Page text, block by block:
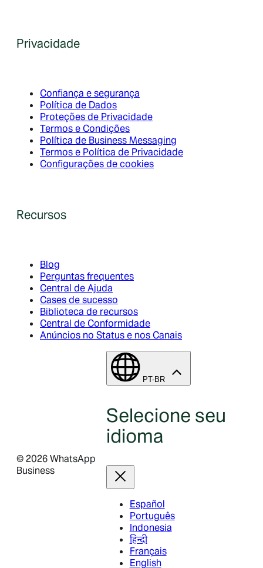
Privacidade
Confiança e segurança
Política de Dados
Proteções de Privacidade
Termos e Condições
Política de Business Messaging
Termos e Política de Privacidade
Configurações de cookies
Recursos
Blog
Perguntas frequentes
Central de Ajuda
Cases de sucesso
Biblioteca de recursos
Central de Conformidade
Anúncios no Status e nos Canais
©2026WhatsApp
Business
PT-BR
Selecione seu
idioma
Español
Português
Indonesia
हिन्दी
Français
English